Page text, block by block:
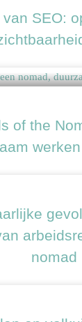
SEO:
of the
nomad